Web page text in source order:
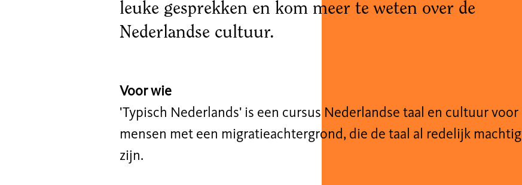
leuke gesprekken en kom meer te weten over de
Nederlandse cultuur.
Voor wie
'Typisch Nederlands' is een cursus Nederlandse taal en cultuur voor
mensen met een migratieachtergrond, die de taal al redelijk machtig
zijn.